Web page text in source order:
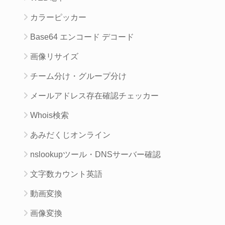
カラーピッカー
Base64 エンコード デコード
画像リサイズ
チーム分け・グループ分け
メールアドレス存在確認チェッカー
Whois検索
あみだくじオンライン
nslookupツール・DNSサーバー確認
文字数カウント英語
動画変換
画像変換